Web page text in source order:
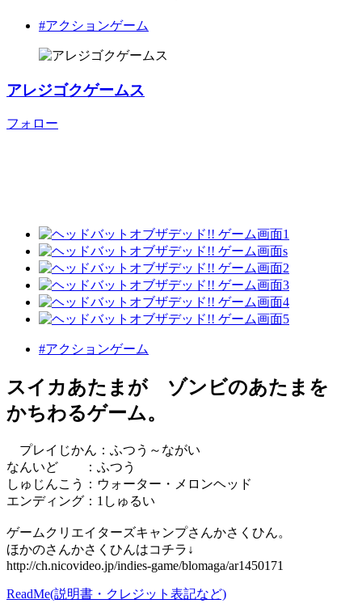
#アクションゲーム
アレジゴクゲームス
フォロー
#アクションゲーム
スイカあたまが ゾンビのあたまを
かちわるゲーム。
プレイじかん：ふつう～ながい
なんいど ：ふつう
しゅじんこう：ウォーター・メロンヘッド
エンディング：1しゅるい
ゲームクリエイターズキャンプさんかさくひん。
ほかのさんかさくひんはコチラ↓
http://ch.nicovideo.jp/indies-game/blomaga/ar1450171
ReadMe(説明書・クレジット表記など)